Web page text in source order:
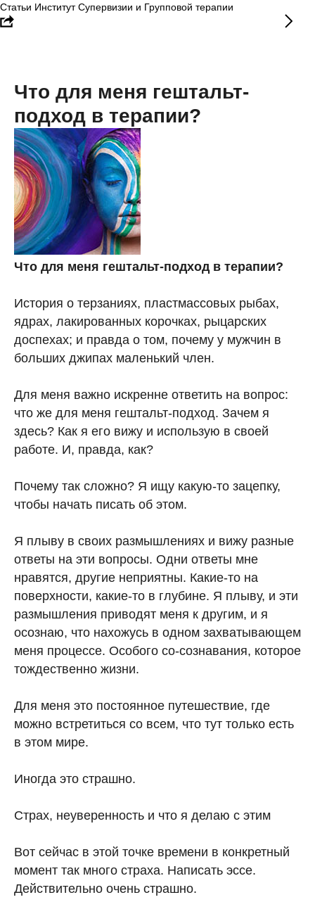
Статьи Институт Супервизии и Групповой терапии
Что для меня гештальт-
подход в терапии?
Что для меня гештальт-подход в терапии?
История о терзаниях, пластмассовых рыбах,
ядрах, лакированных корочках, рыцарских
доспехах; и правда о том, почему у мужчин в
больших джипах маленький член.
Для меня важно искренне ответить на вопрос:
что же для меня гештальт-подход. Зачем я
здесь? Как я его вижу и использую в своей
работе. И, правда, как?
Почему так сложно? Я ищу какую-то зацепку,
чтобы начать писать об этом.
Я плыву в своих размышлениях и вижу разные
ответы на эти вопросы. Одни ответы мне
нравятся, другие неприятны. Какие-то на
поверхности, какие-то в глубине. Я плыву, и эти
размышления приводят меня к другим, и я
осознаю, что нахожусь в одном захватывающем
меня процессе. Особого со-сознавания, которое
тождественно жизни.
Для меня это постоянное путешествие, где
можно встретиться со всем, что тут только есть
в этом мире.
Иногда это страшно.
Страх, неуверенность и что я делаю с этим
Вот сейчас в этой точке времени в конкретный
момент так много страха. Написать эссе.
Действительно очень страшно.